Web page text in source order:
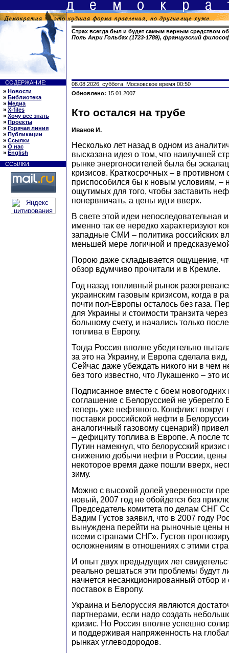
Страх всегда был и будет самым верным средством
Поль Анри Гольбах (1723-1789), французский
СОДЕРЖАНИЕ:
» Новости
» Библиотека
» Медиа
» X-files
» Хочу все знать
» Проекты
» Горячая линия
» Публикации
» Ссылки
» О нас
» English
ССЫЛКИ:
08.08.2026, суббота. Московское время 00:50
Обновлено: 15.01.2007
Кто остался на трубе
Иванов И.
Несколько лет назад в одном из
высказана идея о том, что наилучшей
рынке энергоносителей была бы
кризисов. Краткосрочных – в противном
приспособился бы к новым условиям, –
ощутимых для того, чтобы заставить
понервничать, а цены идти вверх.
В свете этой идеи непоследовательная
именно так ее нередко характеризуют
западные СМИ – политика российских
меньшей мере логичной и
Порою даже складывается ощущение,
обзор вдумчиво прочитали и в Кремле.
Год назад топливный рынок
украинским газовым кризисом, когда в
почти пол-Европы осталось без газа.
для Украины и стоимости транзита
большому счету, и начались только
топлива в Европу.
Тогда Россия вполне убедительно
за это на Украину, и Европа сделала
Сейчас даже убеждать никого ни в чем
без того известно, что Лукашенко – это
Подписанное вместе с боем новогодних
соглашение с Белоруссией не уберегло
теперь уже нефтяного. Конфликт
поставки российской нефти в
аналогичный газовому сценарий)
– дефициту топлива в Европе. А после
Путин намекнул, что белорусский
снижению добычи нефти в России, цены
некоторое время даже пошли вверх,
зиму.
Можно с высокой долей уверенности
новый, 2007 год не обойдется без
Председатель комитета по делам СНГ
Вадим Густов заявил, что в 2007 году
вынуждена перейти на рыночные цены
всеми странами СНГ». Густов
осложнениям в отношениях с этими
И опыт двух предыдущих лет
реально решаться эти проблемы будут
начнется несанкционированный отбор и
поставок в Европу.
Украина и Белоруссия являются
партнерами, если надо создать
кризис. Но Россия вполне успешно
и поддерживая напряженность на
рынках углеводородов.